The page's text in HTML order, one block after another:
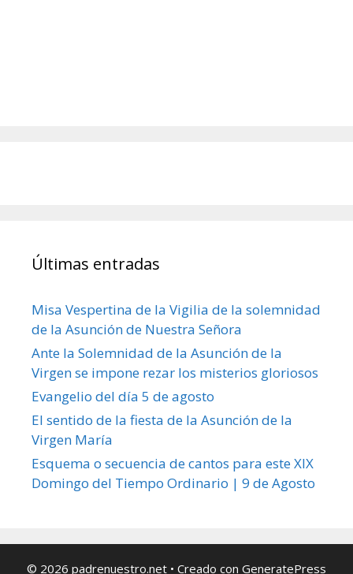
Últimas entradas
Misa Vespertina de la Vigilia de la solemnidad
de la Asunción de Nuestra Señora
Ante la Solemnidad de la Asunción de la
Virgen se impone rezar los misterios gloriosos
Evangelio del día 5 de agosto
El sentido de la fiesta de la Asunción de la
Virgen María
Esquema o secuencia de cantos para este XIX
Domingo del Tiempo Ordinario | 9 de Agosto
© 2026 padrenuestro.net • Creado con GeneratePress